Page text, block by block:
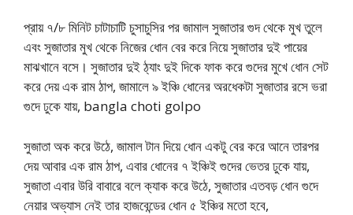
প্রায় ৭/৮ মিনিট চাটাচাটি চুসাচুসির পর জামাল সুজাতার গুদ থেকে মুখ তুলে
এবং সুজাতার মুখ থেকে নিজের ধোন বের করে নিয়ে সুজাতার দুই পায়ের
মাঝখানে বসে। সুজাতার দুই ঠ্যাং দুই দিকে ফাক করে গুদের মুখে ধোন সেট
করে দেয় এক রাম ঠাপ, জামালে ৯ ইঞ্চি ধোনের অরধেকটা সুজাতার রসে ভরা
গুদে ঢুকে যায়, bangla choti golpo
সুজাতা অক করে উঠে, জামাল টান দিয়ে ধোন একটু বের করে আনে তারপর
দেয় আবার এক রাম ঠাপ, এবার ধোনের ৭ ইঞ্চিই গুদের ভেতর ঢুকে যায়,
সুজাতা এবার উরি বাবারে বলে ক্যাক করে উঠে, সুজাতার এতবড় ধোন গুদে
নেয়ার অভ্যাস নেই তার হাজবেন্ডের ধোন ৫ ইঞ্চির মতো হবে,